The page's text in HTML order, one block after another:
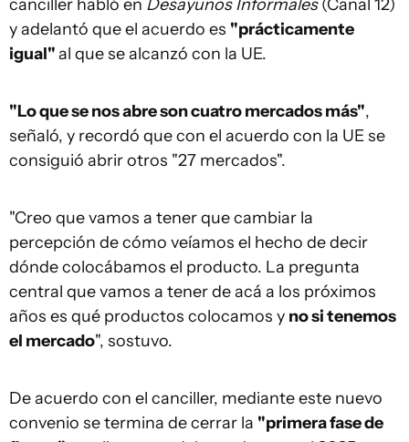
canciller habló en Desayunos Informales(Canal 12)
y adelantó que el acuerdo es "prácticamente
igual"al que se alcanzó con la UE.
"Lo que se nos abre son cuatro mercados más",
señaló, y recordó que con el acuerdo con la UE se
consiguió abrir otros "27 mercados".
"Creo que vamos a tener que cambiar la
percepción de cómo veíamos el hecho de decir
dónde colocábamos el producto. La pregunta
central que vamos a tener de acá a los próximos
años es qué productos colocamos y no si tenemos
el mercado", sostuvo.
De acuerdo con el canciller, mediante este nuevo
convenio se termina de cerrar la "primera fase de